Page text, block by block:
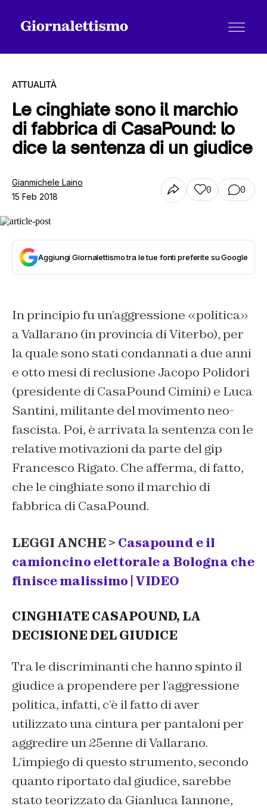
Tutti gli articoli
Chi siamo
Contatti
ATTUALITÀ
Le cinghiate sono il marchio
di fabbrica di CasaPound: lo
dice la sentenza di un giudice
Gianmichele Laino
15 Feb 2018
0 0
Aggiungi Giornalettismo tra le tue fonti preferite su Google
In principio fu un’aggressione «politica»
a Vallarano (in provincia di Viterbo), per
la quale sono stati condannati a due anni
e otto mesi di reclusione Jacopo Polidori
(presidente di CasaPound Cimini) e Luca
Santini, militante del movimento neo-
fascista. Poi, è arrivata la sentenza con le
relative motivazioni da parte del gip
Francesco Rigato. Che afferma, di fatto,
che le cinghiate sono il marchio di
fabbrica di CasaPound.
LEGGI ANCHE > Casapound e il
camioncino elettorale a Bologna che
finisce malissimo | VIDEO
CINGHIATE CASAPOUND, LA
DECISIONE DEL GIUDICE
Tra le discriminanti che hanno spinto il
giudice a propendere per l’aggressione
politica, infatti, c’è il fatto di aver
utilizzato una cintura per pantaloni per
aggredire un 25enne di Vallarano.
L’impiego di questo strumento, secondo
quanto riportato dal giudice, sarebbe
stato teorizzato da Gianluca Iannone,